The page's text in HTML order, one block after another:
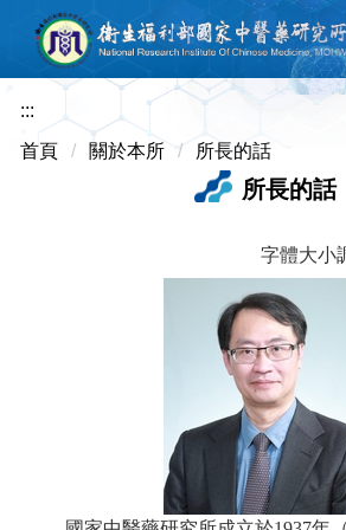
主
要
容
:::
首頁
關於本所 所長的話
所長的話
字體大小